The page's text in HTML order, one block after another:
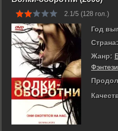
2.1/5 (128 гол.)
Год
Страна:
Жанр:
Фэнтези